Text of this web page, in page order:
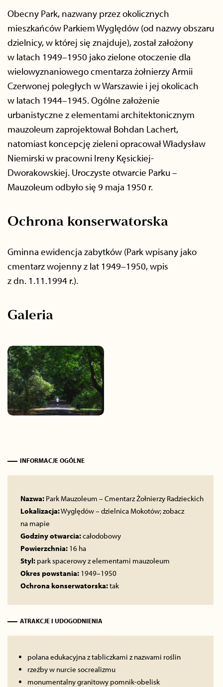
Obecny Park, nazwany przez okolicznych
mieszkańców Parkiem Wyględów (od nazwy obszaru
dzielnicy, w której się znajduje), został założony
w latach 1949–1950 jako zielone otoczenie dla
wielowyznaniowego cmentarza żołnierzy Armii
Czerwonej poległych w Warszawie i jej okolicach
w latach 1944–1945. Ogólne założenie
urbanistyczne z elementami architektonicznym
mauzoleum zaprojektował Bohdan Lachert,
natomiast koncepcję zieleni opracował Władysław
Niemirski w pracowni Ireny Kęsickiej-
Dworakowskiej. Uroczyste otwarcie Parku –
Mauzoleum odbyło się 9 maja 1950 r.
Ochrona konserwatorska
Gminna ewidencja zabytków (Park wpisany jako
cmentarz wojenny z lat 1949–1950, wpis
z dn. 1.11.1994 r.).
Galeria
INFORMACJE OGÓLNE
Nazwa: Park Mauzoleum – Cmentarz Żołnierzy Radzieckich
Lokalizacja:Wyględów – dzielnica Mokotów;zobacz
na mapie
Godziny otwarcia:całodobowy
Powierzchnia: 16 ha
Styl: park spacerowy z elementami mauzoleum
Okres powstania: 1949–1950
Ochrona konserwatorska:tak
ATRAKCJE I UDOGODNIENIA
polana edukacyjna z tabliczkami z nazwami roślin
rzeźby w nurcie socrealizmu
monumentalny granitowy pomnik-obelisk